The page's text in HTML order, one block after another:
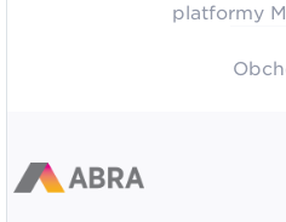
platformy